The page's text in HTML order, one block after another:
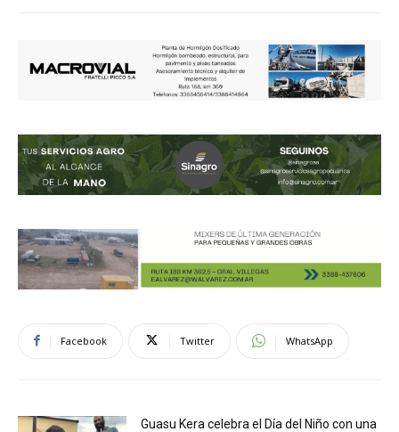
Facebook Twitter WhatsApp
Guasu Kera celebra el Día del Niño con una